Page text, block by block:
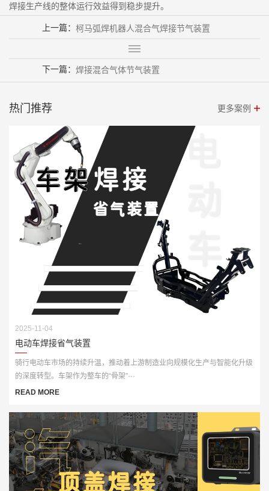
焊接生产线的整体运行效益得到稳步提升。
上一篇： 柯马弧焊机器人混合气焊接节气装置
下一篇： 焊接混合气体节气装置
热门推荐 更多案例
2025-11-04
电动车焊接省气装置
骑行电动车市场的持续升温，推动着上游制造业向规模化生产与智能化升级
的深度转型。车架作为整车的“骨架”···
READ MORE